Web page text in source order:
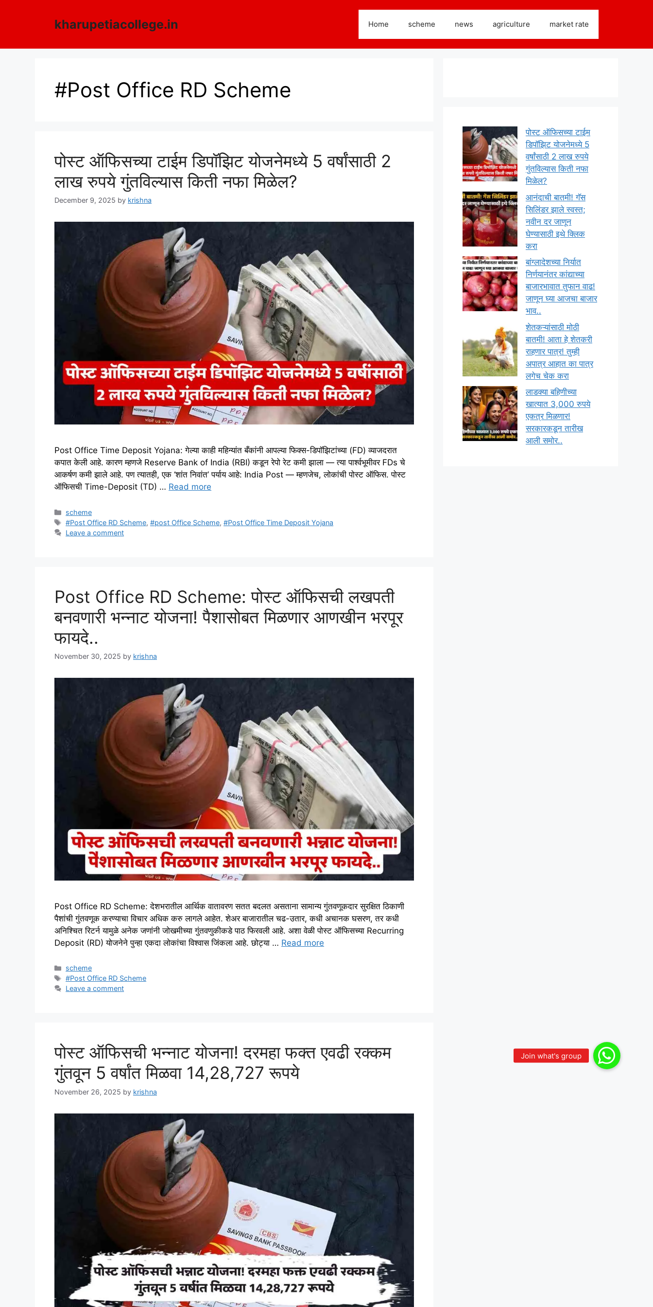
kharupetiacollege.in Home scheme news agriculture market rate
#Post Office RD Scheme
पोस्ट ऑफिसच्या टाईम डिपॉझिट योजनेमध्ये 5 वर्षांसाठी 2
लाख रुपये गुंतविल्यास किती नफा मिळेल?
December 9, 2025 by krishna
Post Office Time Deposit Yojana: गेल्या काही महिन्यांत बँकांनी आपल्या फिक्स-डिपॉझिटांच्या (FD) व्याजदरात
कपात केली आहे. कारण म्हणजे Reserve Bank of India (RBI) कडून रेपो रेट कमी झाला — त्या पार्श्वभूमीवर FDs चे
आकर्षण कमी झाले आहे. पण त्यातही, एक ‘शांत निवांत’ पर्याय आहे: India Post — म्हणजेच, लोकांची पोस्ट ऑफिस. पोस्ट
ऑफिसची Time-Deposit (TD) … Read more
Categories
scheme
Tags
#Post Office RD Scheme,#post Office Scheme,#Post Office Time Deposit Yojana
Leave a comment
Post Office RD Scheme: पोस्ट ऑफिसची लखपती
बनवणारी भन्नाट योजना! पैशासोबत मिळणार आणखीन भरपूर
फायदे..
November 30, 2025 by krishna
Post Office RD Scheme: देशभरातील आर्थिक वातावरण सतत बदलत असताना सामान्य गुंतवणूकदार सुरक्षित ठिकाणी
पैशांची गुंतवणूक करण्याचा विचार अधिक करु लागले आहेत. शेअर बाजारातील चढ-उतार, कधी अचानक घसरण, तर कधी
अनिश्चित रिटर्न यामुळे अनेक जणांनी जोखमीच्या गुंतवणुकीकडे पाठ फिरवली आहे. अशा वेळी पोस्ट ऑफिसच्या Recurring
Deposit (RD) योजनेने पुन्हा एकदा लोकांचा विश्वास जिंकला आहे. छोट्या … Read more
Categories
scheme
Tags
#Post Office RD Scheme
Leave a comment
पोस्ट ऑफिसची भन्नाट योजना! दरमहा फक्त एवढी रक्कम
गुंतवून 5 वर्षांत मिळवा 14,28,727 रूपये
November 26, 2025 by krishna
पोस्ट ऑफिसच्या टाईम
डिपॉझिट योजनेमध्ये 5
वर्षांसाठी 2 लाख रुपये
गुंतविल्यास किती नफा
मिळेल?
आनंदाची बातमी! गॅस
सिलिंडर झाले स्वस्त;
नवीन दर जाणून
घेण्यासाठी इथे क्लिक
करा
बांग्लादेशच्या निर्यात
निर्णयानंतर कांद्याच्या
बाजारभावात तुफान वाढ!
जाणून घ्या आजचा बाजार
भाव..
शेतकऱ्यांसाठी मोठी
बातमी! आता हे शेतकरी
राहणार पात्र! तुम्ही
अपात्र आहात का पात्र
लगेच चेक करा
लाडक्या बहिणीच्या
खात्यात 3,000 रुपये
एकत्र मिळणार!
सरकारकडून तारीख
आली समोर..